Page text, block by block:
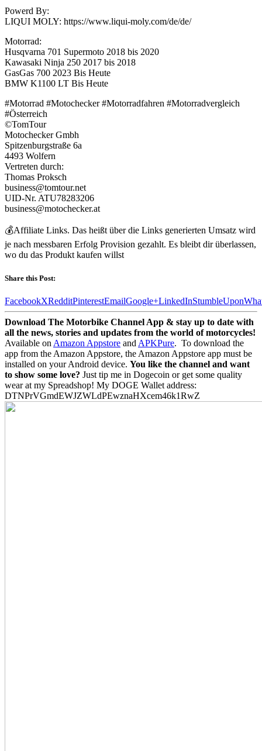
Powerd By:
LIQUI MOLY: https://www.liqui-moly.com/de/de/
Motorrad:
Husqvarna 701 Supermoto 2018 bis 2020
Kawasaki Ninja 250 2017 bis 2018
GasGas 700 2023 Bis Heute
BMW K1100 LT Bis Heute
#Motorrad #Motochecker #Motorradfahren #Motorradvergleich
#Österreich
©TomTour
Motochecker Gmbh
Spitzenburgstraße 6a
4493 Wolfern
Vertreten durch:
Thomas Proksch
business@tomtour.net
UID-Nr. ATU78283206
business@motochecker.at
💰Affiliate Links. Das heißt über die Links generierten Umsatz wird
je nach messbaren Erfolg Provision gezahlt. Es bleibt dir überlassen,
wo du das Produkt kaufen willst
Share this Post:
FacebookXRedditPinterestEmailGoogle+LinkedInStumbleUpon
Download The Motorbike Channel App & stay up to date with
all the news, stories and updates from the world of motorcycles!
Available on Amazon Appstore and APKPure. To download the
app from the Amazon Appstore, the Amazon Appstore app must be
installed on your Android device. You like the channel and want
to show some love? Just tip me in Dogecoin or get some quality
wear at my Spreadshop! My DOGE Wallet address:
DTNPrVGmdEWJZWLdPEwznaHXcem46k1RwZ